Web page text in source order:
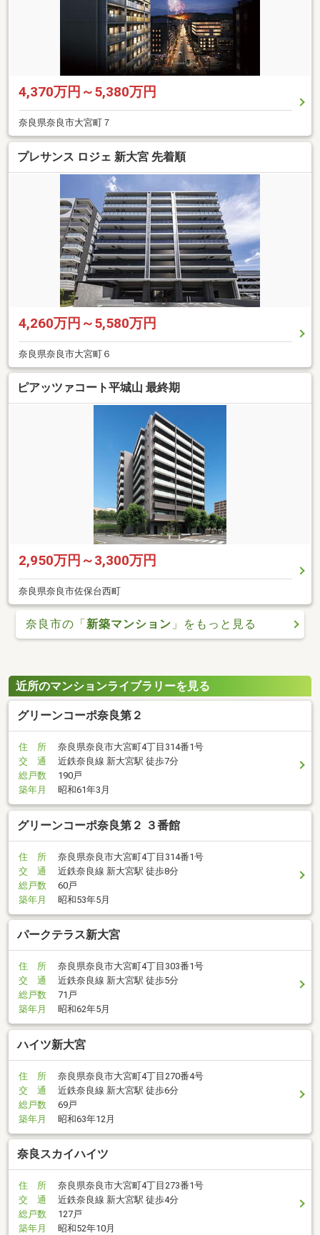
4,370万円～5,380万円
奈良県奈良市大宮町７
プレサンス ロジェ 新大宮 先着順
4,260万円～5,580万円
奈良県奈良市大宮町６
ピアッツァコート平城山 最終期
2,950万円～3,300万円
奈良県奈良市佐保台西町
奈良市の「 新築マンション 」をもっと見る
近所のマンションライブラリーを見る
グリーンコーポ奈良第２
住 所
奈良県奈良市大宮町4丁目314番1号
交 通
近鉄奈良線 新大宮駅 徒歩7分
総戸数
190戸
築年月
昭和61年3月
グリーンコーポ奈良第２ ３番館
住 所
奈良県奈良市大宮町4丁目314番1号
交 通
近鉄奈良線 新大宮駅 徒歩8分
総戸数
60戸
築年月
昭和53年5月
パークテラス新大宮
住 所
奈良県奈良市大宮町4丁目303番1号
交 通
近鉄奈良線 新大宮駅 徒歩5分
総戸数
71戸
築年月
昭和62年5月
ハイツ新大宮
住 所
奈良県奈良市大宮町4丁目270番4号
交 通
近鉄奈良線 新大宮駅 徒歩6分
総戸数
69戸
築年月
昭和63年12月
奈良スカイハイツ
住 所
奈良県奈良市大宮町4丁目273番1号
交 通
近鉄奈良線 新大宮駅 徒歩4分
総戸数
127戸
築年月
昭和52年10月